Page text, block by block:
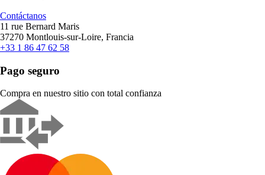
Contáctanos
11 rue Bernard Maris
37270 Montlouis-sur-Loire, Francia
+33 1 86 47 62 58
Pago seguro
Compra en nuestro sitio con total confianza